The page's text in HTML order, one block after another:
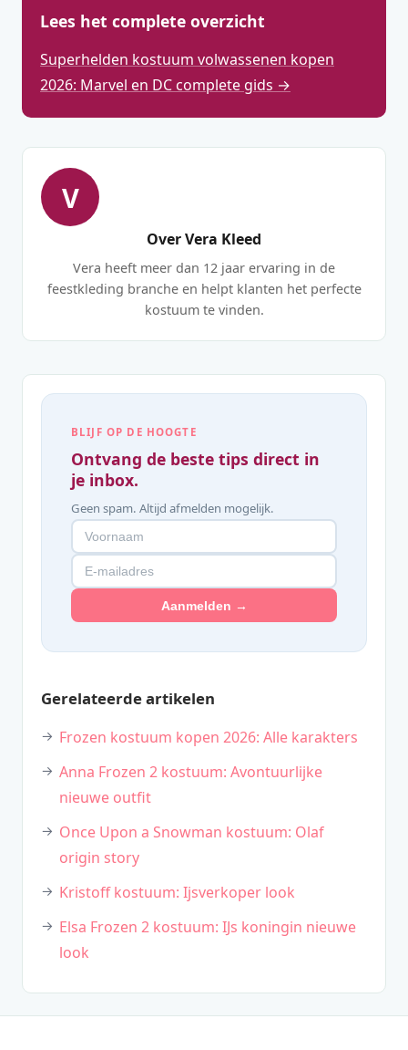
Lees het complete overzicht
Superhelden kostuum volwassenen kopen
2026: Marvel en DC complete gids →
V
Over Vera Kleed
Vera heeft meer dan 12 jaar ervaring in de
feestkleding branche en helpt klanten het perfecte
kostuum te vinden.
BLIJF OP DE HOOGTE
Ontvang de beste tips direct in
je inbox.
Geen spam. Altijd afmelden mogelijk.
Aanmelden →
Gerelateerde artikelen
Frozen kostuum kopen 2026: Alle karakters
Anna Frozen 2 kostuum: Avontuurlijke
nieuwe outfit
Once Upon a Snowman kostuum: Olaf
origin story
Kristoff kostuum: Ijsverkoper look
Elsa Frozen 2 kostuum: IJs koningin nieuwe
look